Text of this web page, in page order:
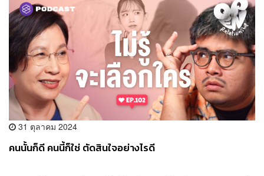
31 ตุลาคม 2024
คนนั้นก็ดี คนนี้ก็ใช่ ตัดสินใจอย่างไรดี